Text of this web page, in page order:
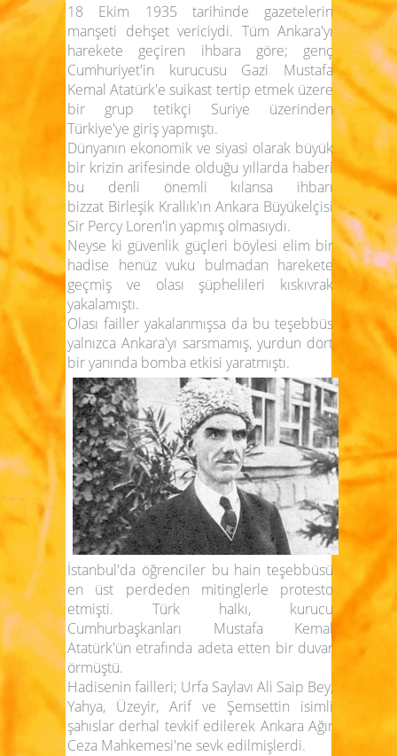
18 Ekim 1935 tarihinde gazetelerin
manşeti dehşet vericiydi. Tüm Ankara'yı
harekete geçiren ihbara göre; genç
Cumhuriyet'in kurucusu Gazi Mustafa
Kemal Atatürk'e suikast tertip etmek üzere
bir grup tetikçi Suriye üzerinden
Türkiye'ye giriş yapmıştı.
Dünyanın ekonomik ve siyasi olarak büyük
bir krizin arifesinde olduğu yıllarda haberi
bu denli önemli kılansa ihbarı
bizzat Birleşik Krallık'ın Ankara Büyükelçisi
Sir Percy Loren'in yapmış olmasıydı.
Neyse ki güvenlik güçleri böylesi elim bir
hadise henüz vuku bulmadan harekete
geçmiş ve olası şüphelileri kıskıvrak
yakalamıştı.
Olası failler yakalanmışsa da bu teşebbüs
yalnızca Ankara'yı sarsmamış, yurdun dört
bir yanında bomba etkisi yaratmıştı.
İstanbul'da öğrenciler bu hain teşebbüsü
en üst perdeden mitinglerle protesto
etmişti. Türk halkı, kurucu
Cumhurbaşkanları Mustafa Kemal
Atatürk'ün etrafında adeta etten bir duvar
örmüştü.
Hadisenin failleri; Urfa Saylavı Ali Saip Bey,
Yahya, Üzeyir, Arif ve Şemsettin isimli
şahıslar derhal tevkif edilerek Ankara Ağır
Ceza Mahkemesi'ne sevk edilmişlerdi.